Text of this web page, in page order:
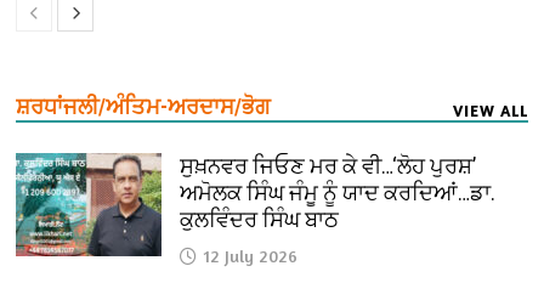
ਸ਼ਰਧਾਂਜਲੀ/ਅੰਤਿਮ-ਅਰਦਾਸ/ਭੋਗ VIEW ALL
ਸੁਖ਼ਨਵਰ ਜਿਓਣ ਮਰ ਕੇ ਵੀ…‘ਲੋਹ ਪੁਰਸ਼’
ਅਮੋਲਕ ਸਿੰਘ ਜੰਮੂ ਨੂੰ ਯਾਦ ਕਰਦਿਆਂ…ਡਾ.
ਕੁਲਵਿੰਦਰ ਸਿੰਘ ਬਾਠ
12 July 2026